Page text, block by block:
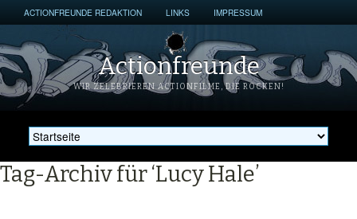
ACTIONFREUNDE REDAKTION LINKS IMPRESSUM
Actionfreunde
WIR ZELEBRIEREN ACTIONFILME, DIE ROCKEN!
Tag-Archiv für ‘Lucy Hale’